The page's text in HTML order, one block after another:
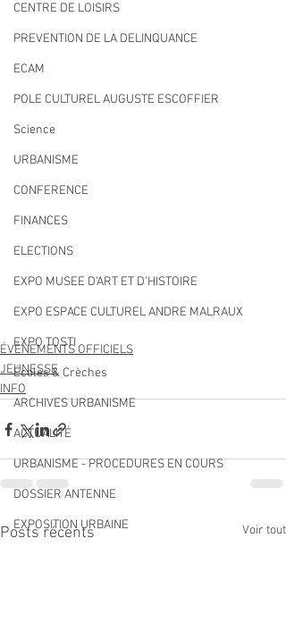
CENTRE DE LOISIRS
PREVENTION DE LA DELINQUANCE
ECAM
POLE CULTUREL AUGUSTE ESCOFFIER
Science
URBANISME
CONFERENCE
FINANCES
ELECTIONS
EXPO MUSEE D'ART ET D'HISTOIRE
EXPO ESPACE CULTUREL ANDRE MALRAUX
EXPO TOSTI
Écoles & Crèches
ARCHIVES URBANISME
ACTUALITÉ
URBANISME - PROCEDURES EN COURS
DOSSIER ANTENNE
EXPOSITION URBAINE
ÉVÉNEMENTS OFFICIELS
JEUNESSE
INFO
Posts récents Voir tout